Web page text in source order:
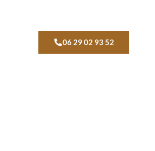
06 29 02 93 52